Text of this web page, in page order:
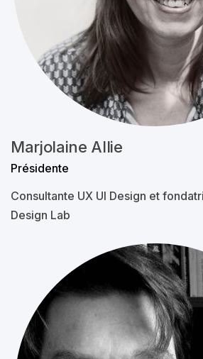
Marjolaine Allie
Présidente
Consultante UX UI Design et
Design Lab